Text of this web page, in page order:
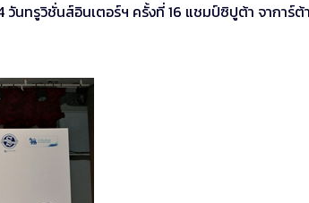
วันทรูวิชั่นส์อินเตอร์ฯ ครั้งที่ 16 แชมป์ซิปูต้า จาการ์ต้า